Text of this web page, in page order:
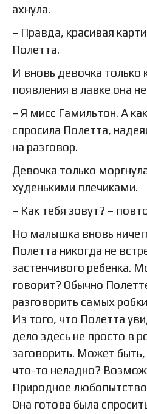
ахнула.
– Правда, красивая
Полетта.
И вновь девочка только
появления в лавке она
– Я мисс Гамильтон. А
спросила Полетта,
на разговор.
Девочка только
худенькими плечиками.
– Как тебя зовут? –
Но малышка вновь
Полетта никогда не
застенчивого ребенка.
говорит? Обычно
разговорить самых
Из того, что Полетта
дело здесь не просто в
заговорить. Может
что-то неладно?
Природное
Она готова была